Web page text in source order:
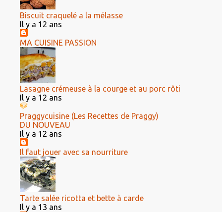
Biscuit craquelé a la mélasse
Il y a 12 ans
MA CUISINE PASSION
Lasagne crémeuse à la courge et au porc rôti
Il y a 12 ans
Praggycuisine (Les Recettes de Praggy)
DU NOUVEAU
Il y a 12 ans
Il faut jouer avec sa nourriture
Tarte salée ricotta et bette à carde
Il y a 13 ans